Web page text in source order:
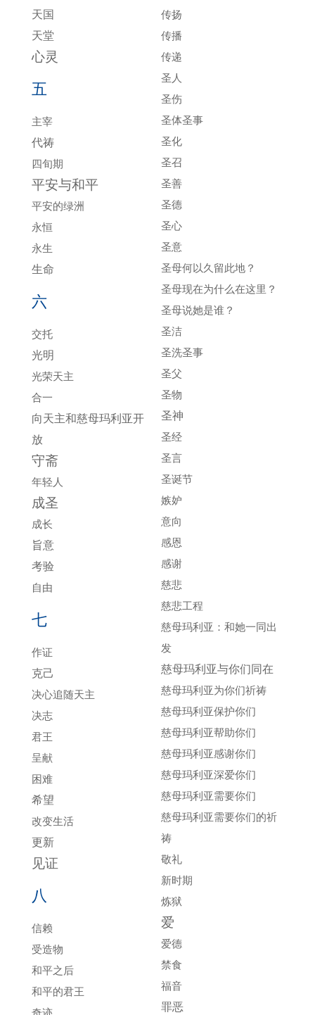
天国
天堂
心灵
五
主宰
代祷
四旬期
平安与和平
平安的绿洲
永恒
永生
生命
六
交托
光明
光荣天主
合一
向天主和慈母玛利亚开
放
守斋
年轻人
成圣
成长
旨意
考验
自由
七
作证
克己
决心追随天主
决志
君王
呈献
困难
希望
改变生活
更新
见证
八
信赖
受造物
和平之后
和平的君王
奇迹
传扬
传播
传递
圣人
圣伤
圣体圣事
圣化
圣召
圣善
圣德
圣心
圣意
圣母何以久留此地？
圣母现在为什么在这里？
圣母说她是谁？
圣洁
圣洗圣事
圣父
圣物
圣神
圣经
圣言
圣诞节
嫉妒
意向
感恩
感谢
慈悲
慈悲工程
慈母玛利亚：和她一同出
发
慈母玛利亚与你们同在
慈母玛利亚为你们祈祷
慈母玛利亚保护你们
慈母玛利亚帮助你们
慈母玛利亚感谢你们
慈母玛利亚深爱你们
慈母玛利亚需要你们
慈母玛利亚需要你们的祈
祷
敬礼
新时期
炼狱
爱
爱德
禁食
福音
罪恶